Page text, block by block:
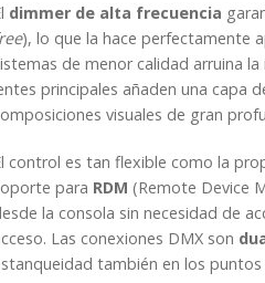
dimmer de alta frecuencia
), lo que la hace perfectamente
de menor calidad arruina
principales añaden una capa
visuales de gran
control es tan flexible como la
para RDM (Remote Device
la consola sin necesidad de
Las conexiones DMX son
también en los puntos